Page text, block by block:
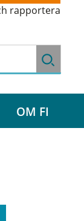
rapportera
OM FI